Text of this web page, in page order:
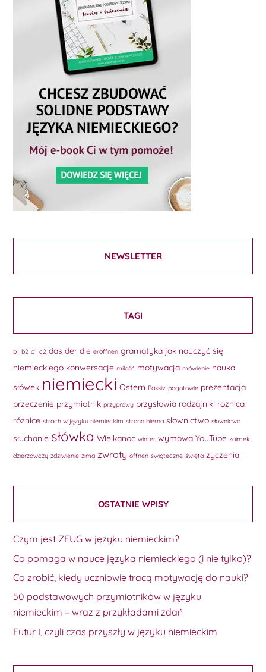
NEWSLETTER
TAGI
b1 b2 c1 c2 das der die eröffnen gramatyka jak nauczyć się
niemieckiego konwersacje miłość motywacja mówienie nauka
słówek niemiecki Ostern Passiv pogotowie prezentacja
przeczenie przymiotnik przyprawy przysłowia rodzajniki różnica
różnice strach w języku niemieckim strona bierna słownictwo słownicwo
słuchanie słówka Wielkanoc winter wymowa YouTube zaimek
dzierżawczy zdziwienie zima zwroty öffnen świąteczne święta życzenia
OSTATNIE WPISY
Czym jest ZEUG w języku niemieckim?
Co pomaga w nauce języka niemieckiego (i nie tylko)?
Co zrobić, kiedy uczniowie tracą motywację do nauki?
50 podstawowych przymiotników w języku
niemieckim – wraz z przykładami zdań
Futur I, czyli czas przyszły w języku niemieckim